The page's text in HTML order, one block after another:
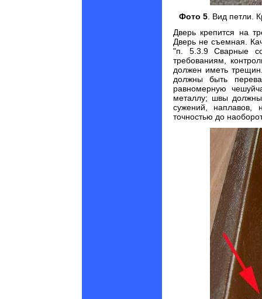
Фото 5. Вид петли.
Дверь крепится на
Дверь не съемная.
"п. 5.3.9 Сварные
требованиям,
должен иметь
должны быть
равномерную
металлу; швы
сужений, наплавов,
точностью до